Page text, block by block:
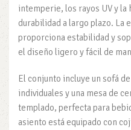
intemperie, los rayos UV y la
durabilidad a largo plazo. La
proporciona estabilidad y
el diseño ligero y fácil de
El conjunto incluye un sofá
individuales y una mesa de
templado, perfecta para
asiento está equipado con